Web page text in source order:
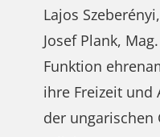
Lajos
Josef Plank,
Funktion
ihre Freizeit und
der ungarischen